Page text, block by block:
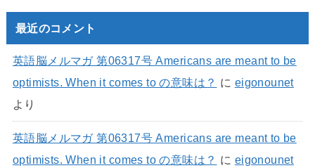
最近のコメント
英語脳メルマガ 第06317号 Americans are meant to be
optimists. When it comes to の意味は？ に eigonounet
より
英語脳メルマガ 第06317号 Americans are meant to be
optimists. When it comes to の意味は？ に eigonounet